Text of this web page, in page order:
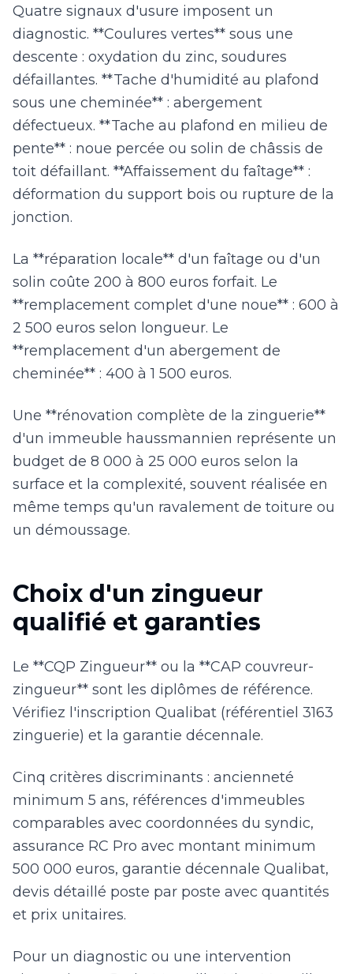
Quatre signaux d'usure imposent un
diagnostic. **Coulures vertes** sous une
descente : oxydation du zinc, soudures
défaillantes. **Tache d'humidité au plafond
sous une cheminée** : abergement
défectueux. **Tache au plafond en milieu de
pente** : noue percée ou solin de châssis de
toit défaillant. **Affaissement du faîtage** :
déformation du support bois ou rupture de la
jonction.
La **réparation locale** d'un faîtage ou d'un
solin coûte 200 à 800 euros forfait. Le
**remplacement complet d'une noue** : 600 à
2 500 euros selon longueur. Le
**remplacement d'un abergement de
cheminée** : 400 à 1 500 euros.
Une **rénovation complète de la zinguerie**
d'un immeuble haussmannien représente un
budget de 8 000 à 25 000 euros selon la
surface et la complexité, souvent réalisée en
même temps qu'un ravalement de toiture ou
un démoussage.
Choix d'un zingueur
qualifié et garanties
Le **CQP Zingueur** ou la **CAP couvreur-
zingueur** sont les diplômes de référence.
Vérifiez l'inscription Qualibat (référentiel 3163
zinguerie) et la garantie décennale.
Cinq critères discriminants : ancienneté
minimum 5 ans, références d'immeubles
comparables avec coordonnées du syndic,
assurance RC Pro avec montant minimum
500 000 euros, garantie décennale Qualibat,
devis détaillé poste par poste avec quantités
et prix unitaires.
Pour un diagnostic ou une intervention